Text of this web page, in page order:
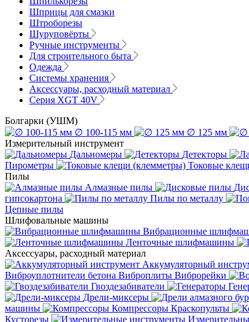
Шприцы для смазки
Штроборезы
Шуруповёрты
Ручные инструменты
Для строительного быта
Одежда
Системы хранения
Аксессуары, расходный материал
Серия XGT 40V
Болгарки (УШМ)
∅ 100-115 мм
∅ 125 мм
Измерительный инструмент
Дальномеры
Детекторы
Пирометры
Токовые
Пилы
Алмазные пилы
гипсокартона
Пилы по металлу
Цепные пилы
Шлифовальные машины
Вибрационные
Ленточные шлифмашины
Аксессуары, расходный материал
Аккумуляторный
Виброуплотнители бетона Виброплиты Виброрейки
Гвоздезабиватели
Дрели-миксеры
машины
Компрессоры Краскопульты
Кусторезы